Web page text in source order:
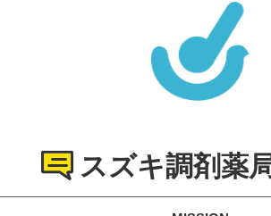
スズキ調剤薬